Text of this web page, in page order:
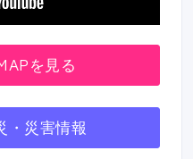
を見る
・災害情報